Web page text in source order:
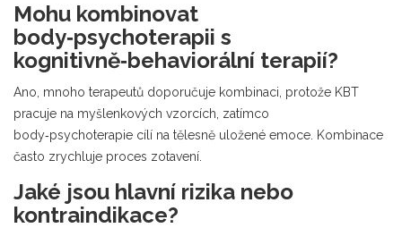
Mohu kombinovat
body‑psychoterapii s
kognitivně‑behaviorální terapií?
Ano, mnoho terapeutů doporučuje kombinaci, protože KBT
pracuje na myšlenkových vzorcích, zatímco
body‑psychoterapie cílí na tělesně uložené emoce. Kombinace
často zrychluje proces zotavení.
Jaké jsou hlavní rizika nebo
kontraindikace?